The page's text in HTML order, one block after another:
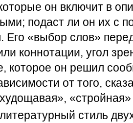
он включит в
подаст ли он их с
Его «выбор слов»
коннотации, угол
которое он решил
от того,
стиль